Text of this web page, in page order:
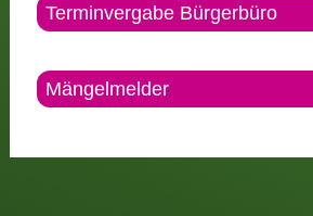
Terminvergabe Bürgerbüro
Mängelmelder